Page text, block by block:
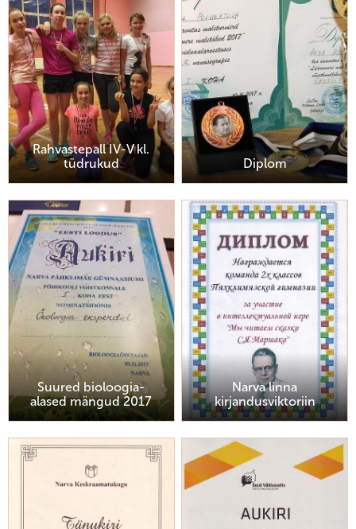
Rahvastepall IV-V kl.
tüdrukud
Diplom
Suured bioloogia-
alased mängud 2017
Narva linna
kirjandusviktoriin